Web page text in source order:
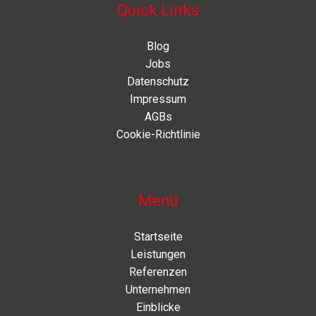
Quick Links
Blog
Jobs
Datenschutz
Impressum
AGBs
Cookie-Richtlinie
Menü
Startseite
Leistungen
Referenzen
Unternehmen
Einblicke